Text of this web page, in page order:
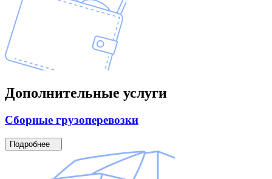
Дополнительные услуги
Сборные грузоперевозки
Подробнее